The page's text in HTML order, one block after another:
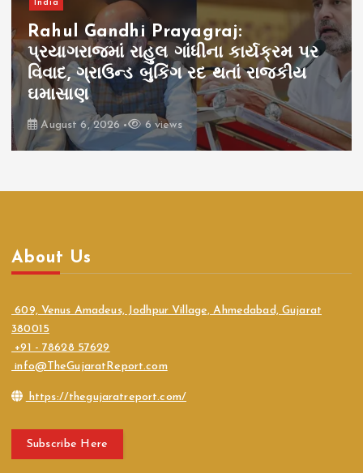
India
Rahul Gandhi Prayagraj:
પ્રયાગરાજમાં રાહુલ ગાંધીના કાર્યક્રમ પર
વિવાદ, ગ્રાઉન્ડ બુકિંગ રદ થતાં રાજકીય
ઘમાસાણ
August 6, 2026 6 views
About Us
609, Venus Amadeus, Jodhpur Village, Ahmedabad, Gujarat
380015
+91 - 78628 57629
info@TheGujaratReport.com
https://thegujaratreport.com/
Subscribe Here